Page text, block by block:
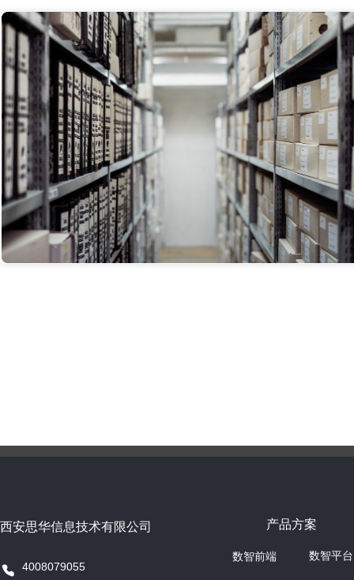
西安思华信息技术有限公司
4008079055
数智前端
产品方案
数智平台